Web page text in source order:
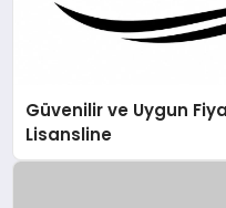
Güvenilir ve Uygun
Lisansline